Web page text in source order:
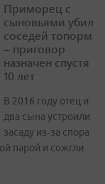
Приморец с
сыновьями убил
соседей топорм
– приговор
назначен спустя
10 лет
В 2016 году отец и
два сына устроили
засаду из‑за спора
парой и сожгли